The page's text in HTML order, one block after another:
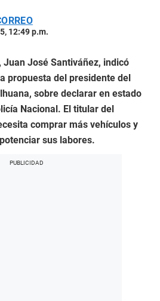
12:49 p.m.
José Santiváñez, indicó
propuesta del presidente del
sobre declarar en estado
Nacional. El titular del
comprar más vehículos y
sus labores.